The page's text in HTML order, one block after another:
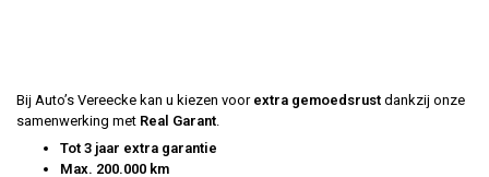
Bij Auto’s Vereecke kan u kiezen voor extra gemoedsrust dankzij onze
samenwerking met Real Garant
Tot 3 jaar extra garantie
Max. 200.000 km